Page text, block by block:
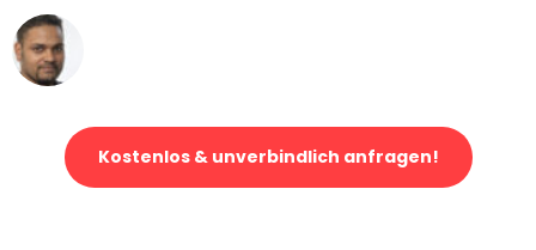
Kostenlos & unverbindlich anfragen!